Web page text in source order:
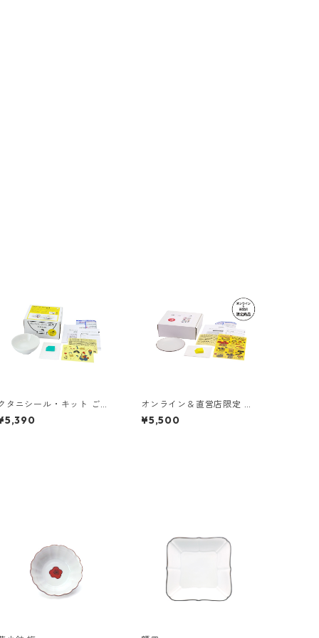
タニシール・キット ごは
茶碗 恵比寿シールキット
オンライン＆直営店限定 ク
タニシール・キット 花型皿
¥5,500